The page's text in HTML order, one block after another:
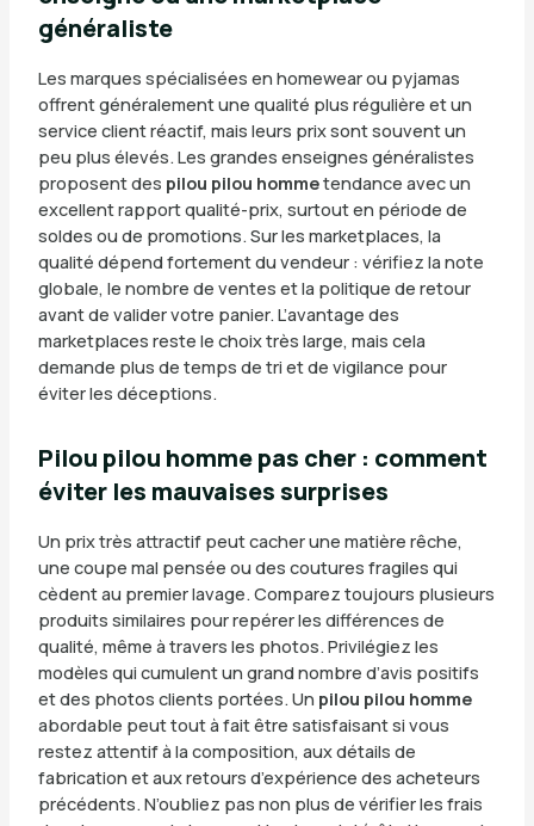
généraliste
Les marques spécialisées en homewear ou pyjamas
offrent généralement une qualité plus régulière et un
service client réactif, mais leurs prix sont souvent un
peu plus élevés. Les grandes enseignes généralistes
proposent des pilou pilou hommetendance avec un
excellent rapport qualité-prix, surtout en période de
soldes ou de promotions. Sur les marketplaces, la
qualité dépend fortement du vendeur : vérifiez la note
globale, le nombre de ventes et la politique de retour
avant de valider votre panier. L’avantage des
marketplaces reste le choix très large, mais cela
demande plus de temps de tri et de vigilance pour
éviter les déceptions.
Pilou pilou homme pas cher : comment
éviter les mauvaises surprises
Un prix très attractif peut cacher une matière rêche,
une coupe mal pensée ou des coutures fragiles qui
cèdent au premier lavage. Comparez toujours plusieurs
produits similaires pour repérer les différences de
qualité, même à travers les photos. Privilégiez les
modèles qui cumulent un grand nombre d’avis positifs
et des photos clients portées. Un pilou pilou homme
abordable peut tout à fait être satisfaisant si vous
restez attentif à la composition, aux détails de
fabrication et aux retours d’expérience des acheteurs
précédents. N’oubliez pas non plus de vérifier les frais